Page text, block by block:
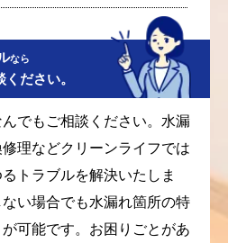
なら
ください。
でもご相談ください。水漏
理などクリーンライフでは
トラブルを解決いたしま
い場合でも水漏れ箇所の特
可能です。お困りごとがあ